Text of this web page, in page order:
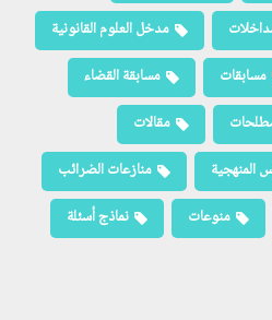
مدخل العلوم القانونية
مسابقات
مسابقة القضاء
مقالات
المنهجية
منازعات الضرائب
منوعات
نماذج أسئلة